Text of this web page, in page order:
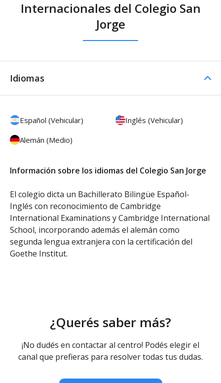
Internacionales del Colegio San
Jorge
Idiomas
Español (Vehicular)
Inglés (Vehicular)
Alemán (Medio)
Información sobre los idiomas del Colegio San Jorge
El colegio dicta un Bachillerato Bilingüe Español-
Inglés con reconocimiento de Cambridge
International Examinations y Cambridge International
School, incorporando además el alemán como
segunda lengua extranjera con la certificación del
Goethe Institut.
¿Querés saber más?
¡No dudés en contactar al centro! Podés elegir el
canal que prefieras para resolver todas tus dudas.